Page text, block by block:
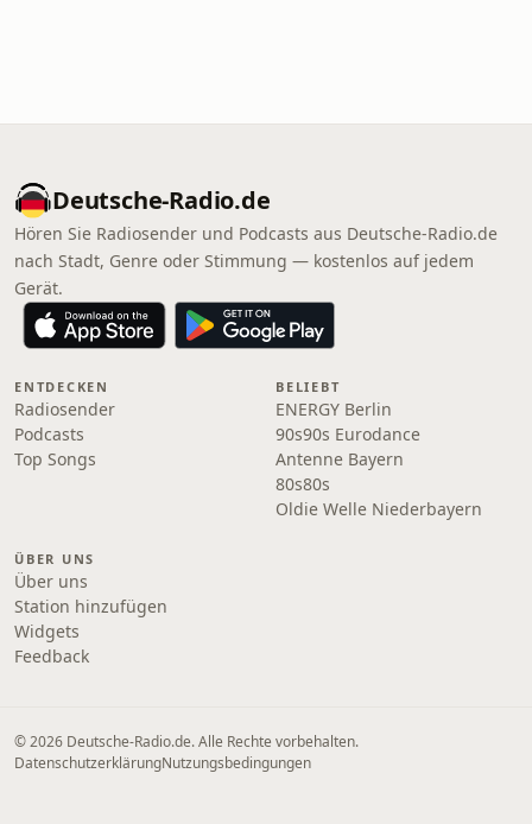
Deutsche-Radio.de
Hören Sie Radiosender und Podcasts aus Deutsche-Radio.de
nach Stadt, Genre oder Stimmung — kostenlos auf jedem
Gerät.
ENTDECKEN
Radiosender
Podcasts
Top Songs
BELIEBT
ENERGY Berlin
90s90s Eurodance
Antenne Bayern
80s80s
Oldie Welle Niederbayern
ÜBER UNS
Über uns
Station hinzufügen
Widgets
Feedback
© 2026 Deutsche-Radio.de. Alle Rechte vorbehalten.
DatenschutzerklärungNutzungsbedingungen